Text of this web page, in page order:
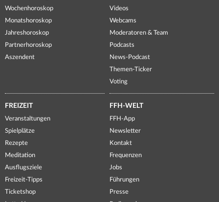
Wochenhoroskop
Monatshoroskop
Jahreshoroskop
Partnerhoroskop
Aszendent
Videos
Webcams
Moderatoren & Team
Podcasts
News-Podcast
Themen-Ticker
Voting
FREIZEIT
Veranstaltungen
Spielplätze
Rezepte
Meditation
Ausflugsziele
Freizeit-Tipps
Ticketshop
FFH-WELT
FFH-App
Newsletter
Kontakt
Frequenzen
Jobs
Führungen
Presse